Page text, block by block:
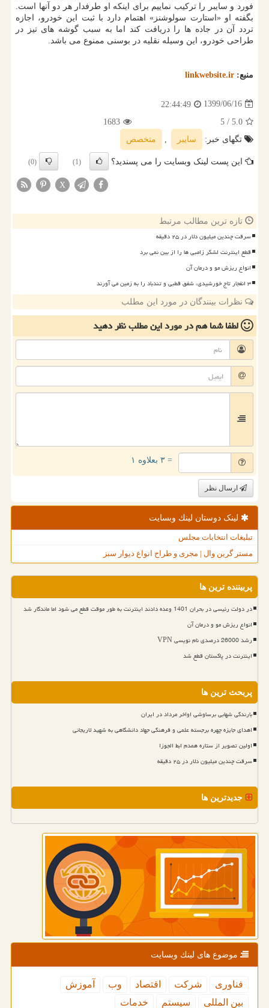
فورد و سایبر را ترکیب نماییم برای اینکه او طرفدار هر دو آنها است.
بگفته او «استارت سولوشنز» اهتمام دارد با ثبت این خودرو، اجازه
تردد آن در جاده ها را دریافت کند اما به سبب گوشه های تیز در
طراحی خودرو، این وسیله نقلیه در بوسنی ممنوع می باشد.
منبع: linkwebsite.ir
1399/06/16
22:44:49
5.0
/ 5
1683
تگهای خبر:
سایبر , متخصص
این پست لینک وبسایت را می پسندید؟ (1)
(0)
X
تازه ترین مطالب مرتبط
سرقت چندین میلیون دلار در ۲۵ دقیقه
قطع اینترنت لشکر زامبی ها را از بین نمی برد
انواع ریزش مو و درمان آن
۳ انفجار تاج خورشیدی، شفق قطبی و تندباد را به زمین می آورند
نظرات بینندگان در مورد این مطلب
لطفا شما همدر مورد این مطلبنظر دهید
= ۳ بعلاوه ۱
ارسال نظر
لینک دوستان لینك وبسایت
تبلیغات انتخابات مجلس
مستر گرین وال | مجری و طراح انواع دیوار سبز
پربیننده ترین ها
در دولت رئیسی در بحران 1401 وعده دادند اینترنت به طور موقت قطع می شود اما ماندگار شد
انواع ریزش مو و درمان آن
رشد 26000 درصدی نام نویسی VPN
اینترنت در پاکستان قطع شد
پربحث ترین ها
بارندگی شهابی برساوشی اواخر مرداد در ایران
اهدای جایزه چهره برجسته علمی و فرهنگی جهاد دانشگاهی به شهید لاریجانی
اولین تصویر از ستاره همدم ابط الجوزا
سرقت چندین میلیون دلار در ۲۵ دقیقه
جدیدترین ها
موضوع های لینك وبسایت
فناوری شركت اقتصاد وب
آموزش
بین المللی
سیستم خدمات